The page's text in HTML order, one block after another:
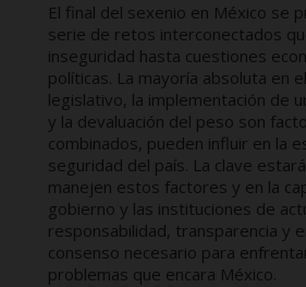
El final del sexenio en México se
serie de retos interconectados
inseguridad hasta cuestiones
políticas. La mayoría absoluta en
legislativo, la implementación de
y la devaluación del peso son
combinados, pueden influir en la
seguridad del país. La clave
manejen estos factores y en la
gobierno y las instituciones de
responsabilidad, transparencia y
consenso necesario para
problemas que encara México.